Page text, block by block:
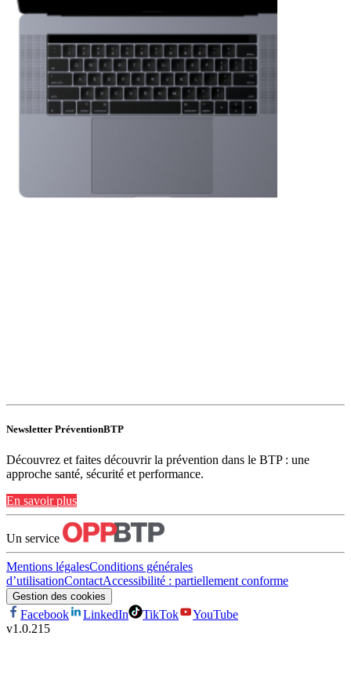
Newsletter PréventionBTP
Découvrez et faites découvrir la prévention dans le BTP : une
approche santé, sécurité et performance.
En savoir plus
Un service
Mentions légalesConditions générales
d’utilisationContactAccessibilité : partiellement conforme
Gestion des cookies
Facebook LinkedIn TikTok
YouTube
v1.0.215